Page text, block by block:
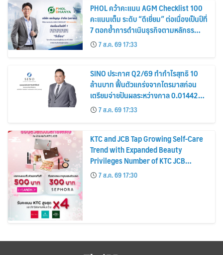
PHOL คว้าคะแนน AGM Checklist 100
คะแนนเต็ม ระดับ “ดีเยี่ยม” ต่อเนื่องเป็นปีที่
7 ตอกย้ำการดำเนินธุรกิจตามหลักธร
รมาภิบาล โปร่งใส สร้างความเชื่อมั่นผู้ถือ
หุ้น
7 ส.ค. 69 17:33
SINO ประกาศ Q2/69 ทำกำไรสุทธิ 10
ล้านบาท ฟื้นตัวแกร่งจากไตรมาสก่อน
เตรียมจ่ายปันผลระหว่างกาล 0.014423
บาทต่อหุ้น ครึ่งปีหลังมุ่งเติบโตต่อเนื่อง
7 ส.ค. 69 17:33
KTC and JCB Tap Growing Self-Care
Trend with Expanded Beauty
Privileges Number of KTC JCB
Cardmembers Spending on
Cosmetics Rises 26%
7 ส.ค. 69 17:30